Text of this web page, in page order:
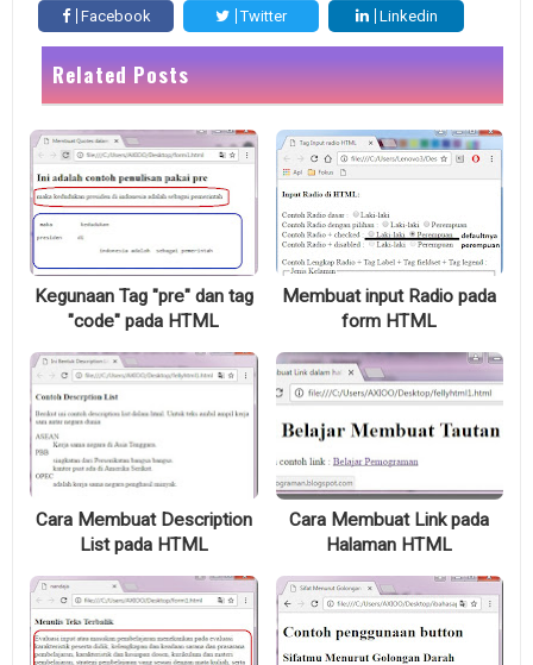
Facebook Twitter Linkedin
Related Posts
Kegunaan Tag "pre" dan tag
"code" pada HTML
Membuat input Radio pada
form HTML
Cara Membuat Description
List pada HTML
Cara Membuat Link pada
Halaman HTML